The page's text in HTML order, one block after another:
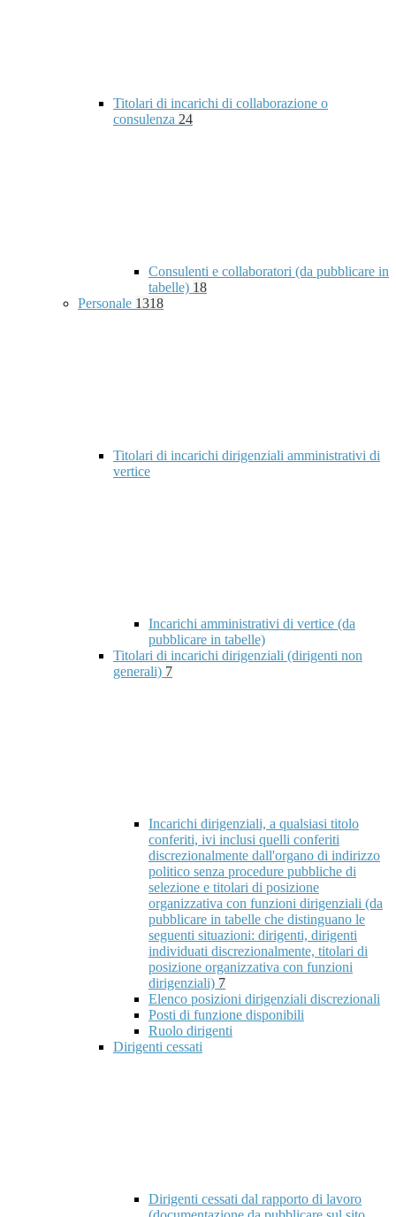
Titolari di incarichi di collaborazione o
consulenza 24
Consulenti e collaboratori (da pubblicare in
tabelle) 18
Personale 1318
Titolari di incarichi dirigenziali amministrativi di
vertice
Incarichi amministrativi di vertice (da
pubblicare in tabelle)
Titolari di incarichi dirigenziali (dirigenti non
generali) 7
Incarichi dirigenziali, a qualsiasi titolo
conferiti, ivi inclusi quelli conferiti
discrezionalmente dall'organo di indirizzo
politico senza procedure pubbliche di
selezione e titolari di posizione
organizzativa con funzioni dirigenziali (da
pubblicare in tabelle che distinguano le
seguenti situazioni: dirigenti, dirigenti
individuati discrezionalmente, titolari di
posizione organizzativa con funzioni
dirigenziali) 7
Elenco posizioni dirigenziali discrezionali
Posti di funzione disponibili
Ruolo dirigenti
Dirigenti cessati
Dirigenti cessati dal rapporto di lavoro